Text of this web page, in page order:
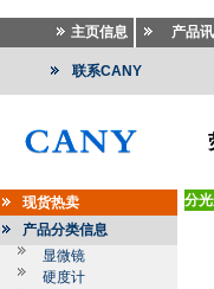
主页信息 产品
联系CANY
现货热卖
产品分类信息
显微镜
硬度计
分